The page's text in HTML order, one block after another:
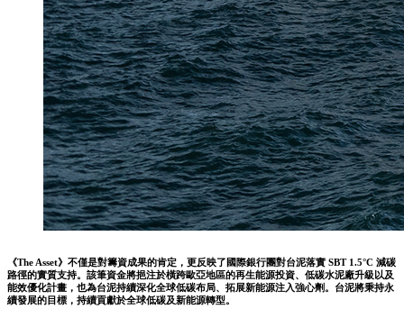
《The Asset》不僅是對籌資成果的肯定，更反映了國際銀行團對台泥落實 SBT 1.5°C 減碳
路徑的實質支持。該筆資金將挹注於橫跨歐亞地區的再生能源投資、低碳水泥廠升級以及
能效優化計畫，也為台泥持續深化全球低碳布局、拓展新能源注入強心劑。台泥將秉持永
續發展的目標，持續貢獻於全球低碳及新能源轉型。